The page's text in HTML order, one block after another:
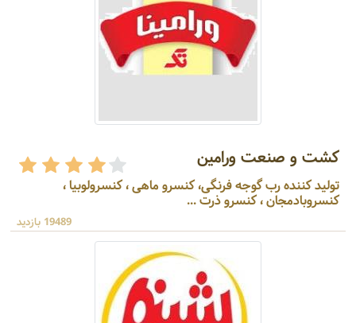
کشت و صنعت ورامین
تولید کننده رب گوجه فرنگی، کنسرو ماهی ، کنسرولوبیا ،
کنسروبادمجان ، کنسرو ذرت ...
19489 بازدید